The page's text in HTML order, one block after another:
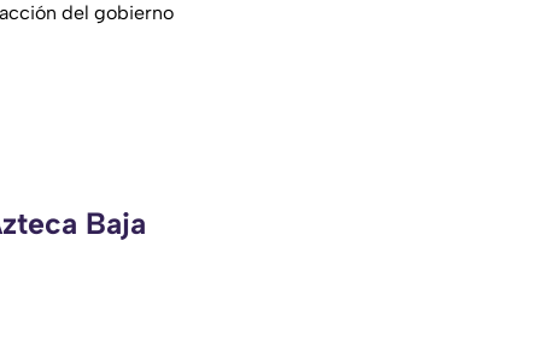
del gobierno
Baja